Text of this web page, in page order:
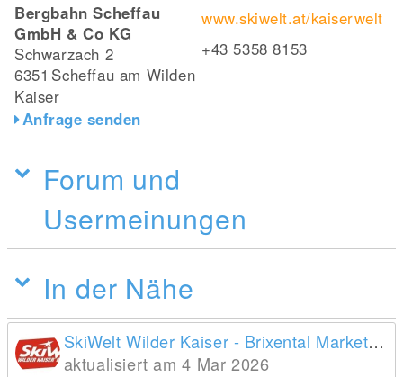
Bergbahn Scheffau
GmbH & Co KG
Schwarzach 2
6351 Scheffau am Wilden
Kaiser
Anfrage senden
www.skiwelt.at/kaiserwelt
+43 5358 8153
Forum und
Usermeinungen
In der Nähe
SkiWelt Wilder Kaiser - Brixental Marketing GmbH
aktualisiert am 4 Mar 2026